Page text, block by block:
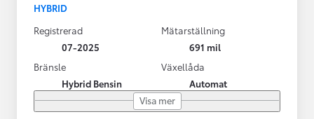
HYBRID
Registrerad
07-2025
Mätarställning
691 mil
Bränsle
Hybrid Bensin
Växellåda
Automat
Visa mer